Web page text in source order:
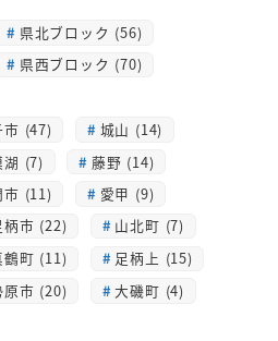
県北ブロック (56)
県西ブロック (70)
市 (47)
城山 (14)
湖 (7)
藤野 (14)
市 (11)
愛甲 (9)
柄市 (22)
山北町 (7)
鶴町 (11)
足柄上 (15)
原市 (20)
大磯町 (4)